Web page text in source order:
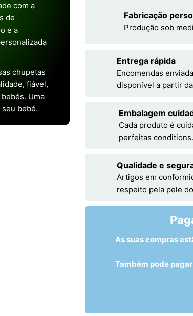
com a
de
e a
chupetas
fiável,
Uma
bebé.
Fabricação
Produção sob
Entrega rápida
Encomendas
disponível a partir
Embalagem
Cada produto é
perfeitas conditions.
Qualidade e
Artigos em
respeito pela pele do
As suas compras
Também pode